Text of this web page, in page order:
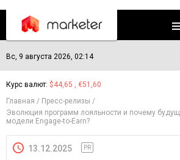
Вс, 9 августа 2026, 02:14
Курс валют: $44,65 , €51,60
Главная
Пресс-релизы
Эволюция программ лояльности и почему
модели Engage-to-Earn?
13.12.2025 PR